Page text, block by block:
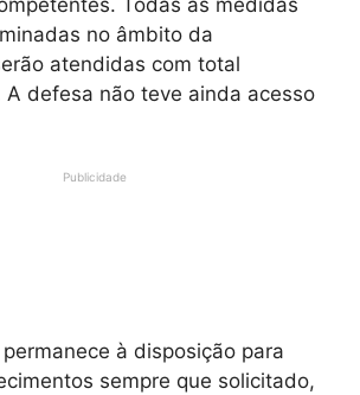
no âmbito da
atendidas com total
A defesa não teve ainda acesso
Publicidade
permanece à disposição para
sempre que solicitado,